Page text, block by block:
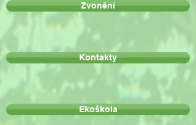
Zvonění
Kontakty
Ekoškola